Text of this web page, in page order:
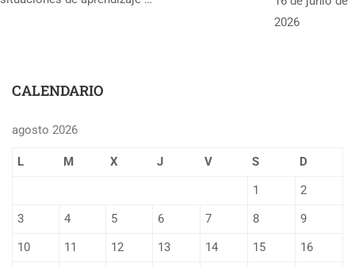
2026
CALENDARIO
agosto 2026
L M X J V S
D
1
2
3
4 5 6 7 8
9
10
11 12 13 14 15
16